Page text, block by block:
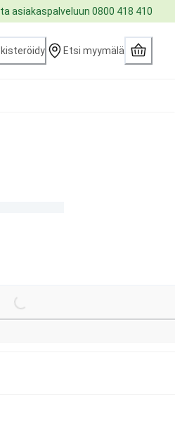
asiakaspalveluun 0800 418 410
Etsi myymälä